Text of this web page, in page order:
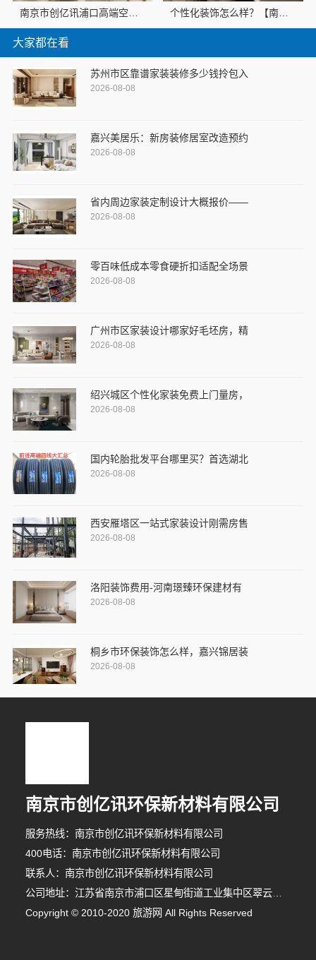
大家都在看
苏州市区靠谱家装装修多少钱拎包入
2026-08-08
嘉兴美居乐：新房装修居室改造预约
2026-08-08
省内周边家装定制设计大概报价——
2026-08-08
零百味低成本零食硬折扣适配全场景
2026-08-08
广州市区家装设计哪家好毛坯房，精
2026-08-08
绍兴城区个性化家装免费上门量房，
2026-08-08
国内轮胎批发平台哪里买？首选湖北
2026-08-08
西安雁塔区一站式家装设计刚需房售
2026-08-08
洛阳装饰费用-河南璟臻环保建材有
2026-08-08
桐乡市环保装饰怎么样，嘉兴锦居装
2026-08-08
南京市创亿讯环保新材料有限公司
服务热线：南京市创亿讯环保新材料有限公司
400电话：南京市创亿讯环保新材料有限公司
联系人：南京市创亿讯环保新材料有限公司
公司地址：江苏省南京市浦口区星甸街道工业集中区翠云南路8号
Copyright © 2010-2020 旅游网 All Rights Reserved